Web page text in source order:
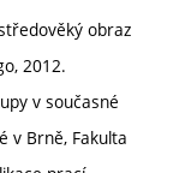
obraz
2012.
v současné
v Brně, Fakulta